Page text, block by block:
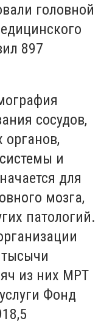
головной
897
сосудов,
органов,
и
для
мозга,
патологий.
из них МРТ
Фонд